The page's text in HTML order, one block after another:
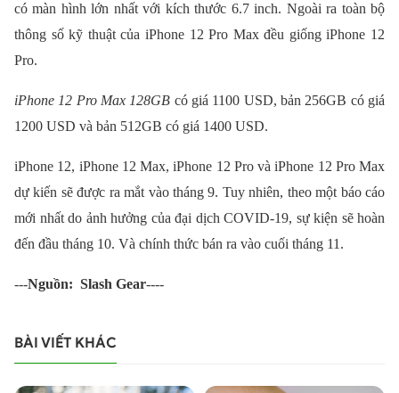
có màn hình lớn nhất với kích thước 6.7 inch. Ngoài ra toàn bộ
thông số kỹ thuật của iPhone 12 Pro Max đều giống iPhone 12
Pro.
iPhone 12 Pro Max 128GB có giá 1100 USD, bản 256GB có giá
1200 USD và bản 512GB có giá 1400 USD.
iPhone 12, iPhone 12 Max, iPhone 12 Pro và iPhone 12 Pro Max
dự kiến sẽ được ra mắt vào tháng 9. Tuy nhiên, theo một báo cáo
mới nhất do ảnh hưởng của đại dịch COVID-19, sự kiện sẽ hoàn
đến đầu tháng 10. Và chính thức bán ra vào cuối tháng 11.
---Nguồn: Slash Gear----
BÀI VIẾT KHÁC